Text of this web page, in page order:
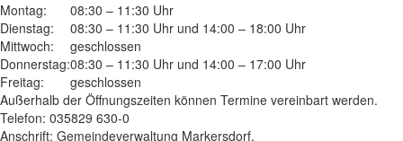
Montag:
08:30 – 11:30 Uhr
Dienstag:
08:30 – 11:30 Uhr und 14:00 – 18:00 Uhr
Mittwoch:
geschlossen
Donnerstag:08:30 – 11:30 Uhr und 14:00 – 17:00 Uhr
Freitag:
geschlossen
Außerhalb der Öffnungszeiten können Termine vereinbart werden.
Telefon: 035829 630-0
Anschrift: Gemeindeverwaltung Markersdorf,